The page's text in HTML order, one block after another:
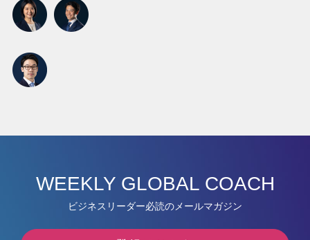
WEEKLY GLOBAL COACH
ビジネスリーダー必読のメールマガジン